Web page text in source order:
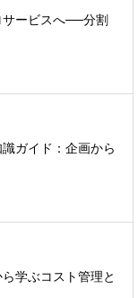
サービスへ──分割
ガイド：企画から
学ぶコスト管理と